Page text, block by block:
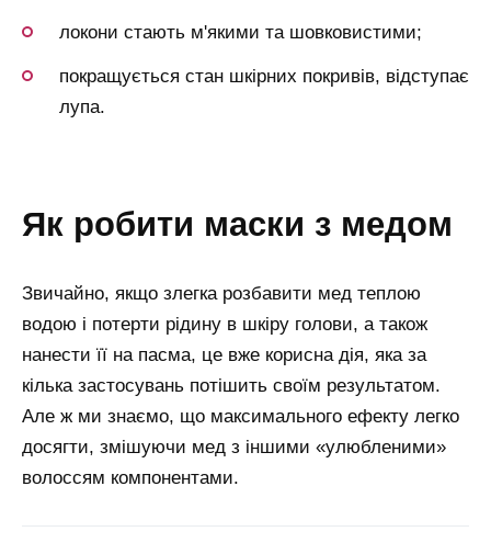
локони стають м'якими та шовковистими;
покращується стан шкірних покривів, відступає
лупа.
як робити маски з медом
Звичайно, якщо злегка розбавити мед теплою
водою і потерти рідину в шкіру голови, а також
нанести її на пасма, це вже корисна дія, яка за
кілька застосувань потішить своїм результатом.
Але ж ми знаємо, що максимального ефекту легко
досягти, змішуючи мед з іншими «улюбленими»
волоссям компонентами.